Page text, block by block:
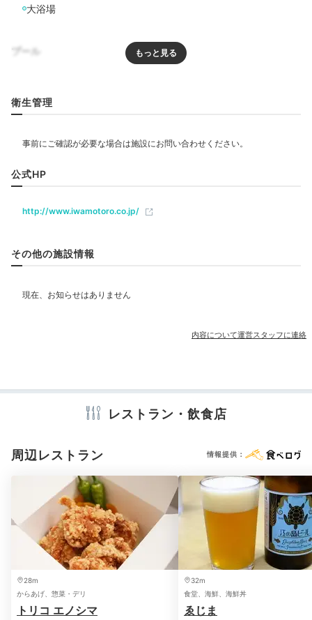
の島らしさ満点。先付けから最後の水菓子まで、旬を意
識した内容です。10畳・12畳客室なら、夕食はお部屋
海老の磯部焼きが付いたコースにしました。1人1匹ずつ
Relax
洞窟風呂はごつごつした岩で造られており、少し薄暗く
て冒険気分が味わえます。天井が高いので圧迫感はなく
安心して入れます。洗い場には赤い鳥居に鎮座する金色
の八臂弁財天の姿も。
大浴場
プール
リラクゼーション
アメニティ
冷蔵庫 エアコン 洗浄機付トイレ 浴衣
タオル バスタオル ドライヤー
※設備・アメニティは、確認が取れている情報を表示しています。
衛生管理
公式HP
http://www.iwamotoro.co.jp/
その他の施設情報
内容について運営スタッフに連絡
レストラン・飲食店
周辺レストラン 情報提供：
28m
からあげ、惣菜・デリ
トリコ エノシマ
32m
食堂、海鮮、海鮮丼
ゑじま